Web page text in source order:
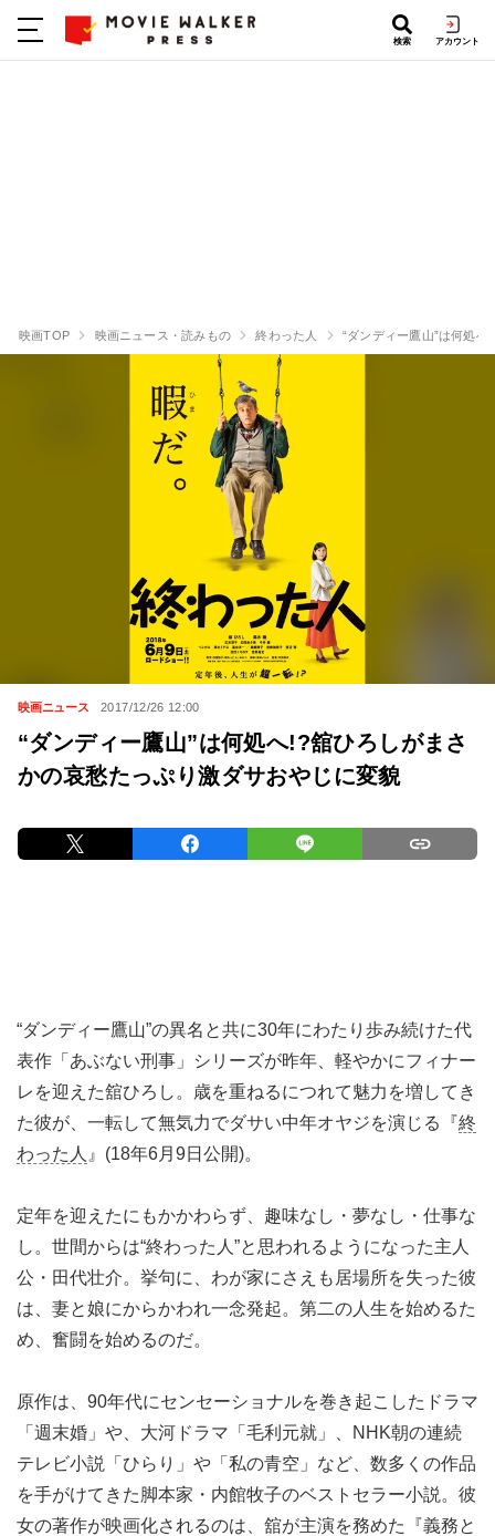
検索 アカウント
映画TOP 映画ニュース・読みもの 終わった人 “ダンディー鷹山”は何処
映画ニュース 2017/12/26 12:00
“ダンディー鷹山”は何処へ!?舘ひろしがまさ
かの哀愁たっぷり激ダサおやじに変貌
“ダンディー鷹山”の異名と共に30年にわたり歩み続けた代
表作「あぶない刑事」シリーズが昨年、軽やかにフィナー
レを迎えた舘ひろし。歳を重ねるにつれて魅力を増してき
た彼が、一転して無気力でダサい中年オヤジを演じる『終
わった人 』(18年6月9日公開)。
定年を迎えたにもかかわらず、趣味なし・夢なし・仕事な
し。世間からは“終わった人”と思われるようになった主人
公・田代壮介。挙句に、わが家にさえも居場所を失った彼
は、妻と娘にからかわれ一念発起。第二の人生を始めるた
め、奮闘を始めるのだ。
原作は、90年代にセンセーショナルを巻き起こしたドラマ
「週末婚」や、大河ドラマ「毛利元就」、NHK朝の連続
テレビ小説「ひらり」や「私の青空」など、数多くの作品
を手がけてきた脚本家・内館牧子のベストセラー小説。彼
女の著作が映画化されるのは、舘が主演を務めた『義務と